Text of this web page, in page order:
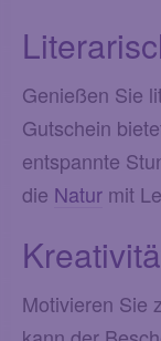
Genießen Sie
Gutschein
entspannte
die Natur mit
Motivieren Sie